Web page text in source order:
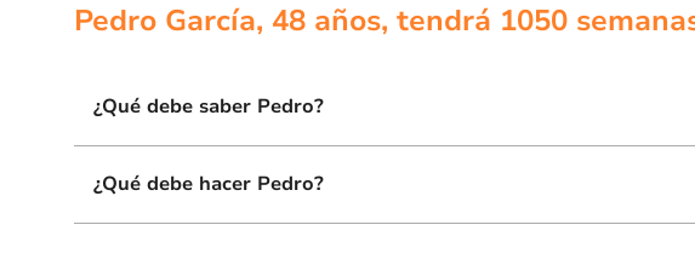
Pedro García, 48 años, tendrá 1050
¿Qué debe saber Pedro?
¿Qué debe hacer Pedro?